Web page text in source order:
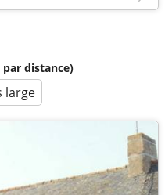
par distance)
large